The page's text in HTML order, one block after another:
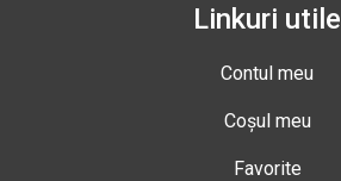
Linkuri utile
Contul meu
Coșul meu
Favorite